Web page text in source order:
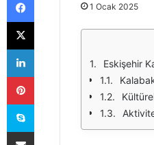
1 Ocak 2025
Eskişehir
X
LinkedIn
Pinterest
Skype
E-Posta ile paylaş